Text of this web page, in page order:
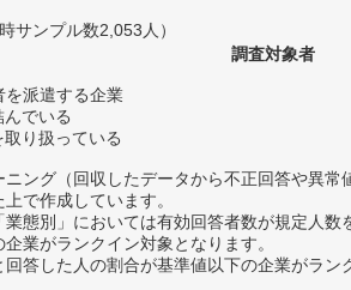
サンプル数2,053人）
を派遣する企業
でいる
り扱っている
調査対象者
ング（回収したデータから不正回答や異常
で作成しています。
態別」においては有効回答者数が規定人
業がランクイン対象となります。
答した人の割合が基準値以下の企業がラン